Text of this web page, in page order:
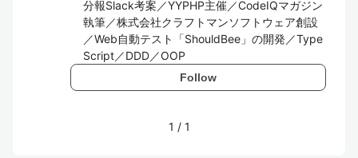
分報Slack考案／YYPHP主催／CodeIQマガジン
執筆／株式会社クラフトマンソフトウェア創設
／Web自動テスト「ShouldBee」の開発／Type
Script／DDD／OOP
Follow
1 / 1